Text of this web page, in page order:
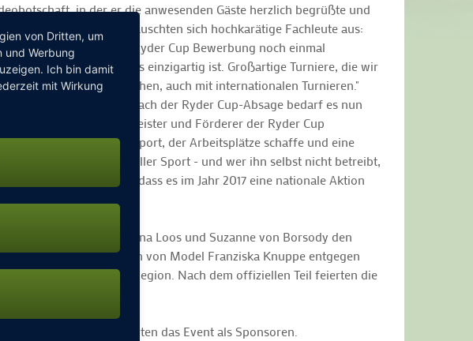
in der er die anwesenden Gäste herzlich begrüßte und
des Golfsports tauschten sich hochkarätige Fachleute aus:
letztes Jahr durch die Ryder Cup Bewerbung noch einmal
Gesamtangebot, das einzigartig ist. Großartige Turniere, die wir
nun verstärkt weiter gehen, auch mit internationalen Turnieren."
meinte dazu: „Nach der Ryder Cup-Absage bedarf es nun
Regierender Bürgermeister und Förderer der Ryder Cup
Golf längst ein Volkssport, der Arbeitsplätze schaffe und eine
denn es ist ein toller Sport - und wer ihn selbst nicht betreibt,
Kobold betonte, dass es im Jahr 2017 eine nationale Aktion
Anna Loos und Suzanne von Borsody den
Preise aus den Händen von Model Franziska Knuppe entgegen
Behinderung in der Region. Nach dem offiziellen Teil feierten die
Showworld unterstützten das Event als Sponsoren.
von Dritten, um
und Werbung
Ich bin damit
mit Wirkung